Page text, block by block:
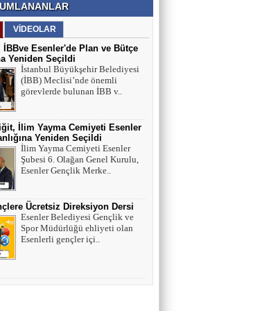
GÜL ÖZER
Sustuğu Yerde, “Ş İ D D E T”
KARACA
HAKLARI
SEDAT İLBEGİ
PARTİ (Seçilmişlerin Mahvına,
Devamına…)
BALCI
DİRİ TOPRAĞA GÖMÜLEN
GÜNAHTAN ÖTÜRÜ
SORULDUĞU
Çoban
VİDEOLAR
İBBve Esenler'de Plan ve Bütçe
Yeniden Seçildi
İstanbul Büyükşehir Belediyesi
(İBB) Meclisi’nde önemli
görevlerde bulunan İBB v..
İlim Yayma Cemiyeti Esenler
Yeniden Seçildi
İlim Yayma Cemiyeti Esenler
Şubesi 6. Olağan Genel Kurulu,
Esenler Gençlik Merke..
Ücretsiz Direksiyon Dersi
Esenler Belediyesi Gençlik ve
Spor Müdürlüğü ehliyeti olan
Esenlerli gençler içi..